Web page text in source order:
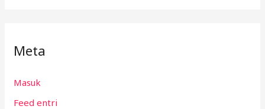
Meta
Masuk
Feed entri